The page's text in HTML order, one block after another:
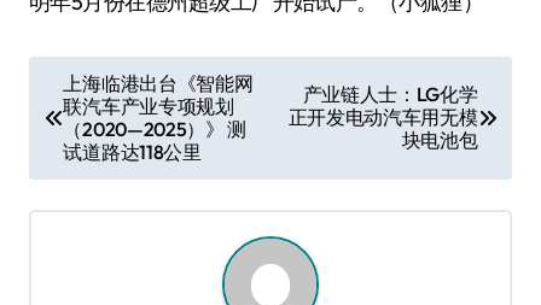
章
上海临港出台《智能网
联汽车产业专项规划
（2020—2025）》 测
试道路达118公里
产业链人士：LG化学
正开发电动汽车用无模
块电池包